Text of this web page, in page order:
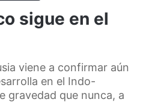
sigue en el
viene a confirmar aún
en el Indo-
gravedad que nunca, a